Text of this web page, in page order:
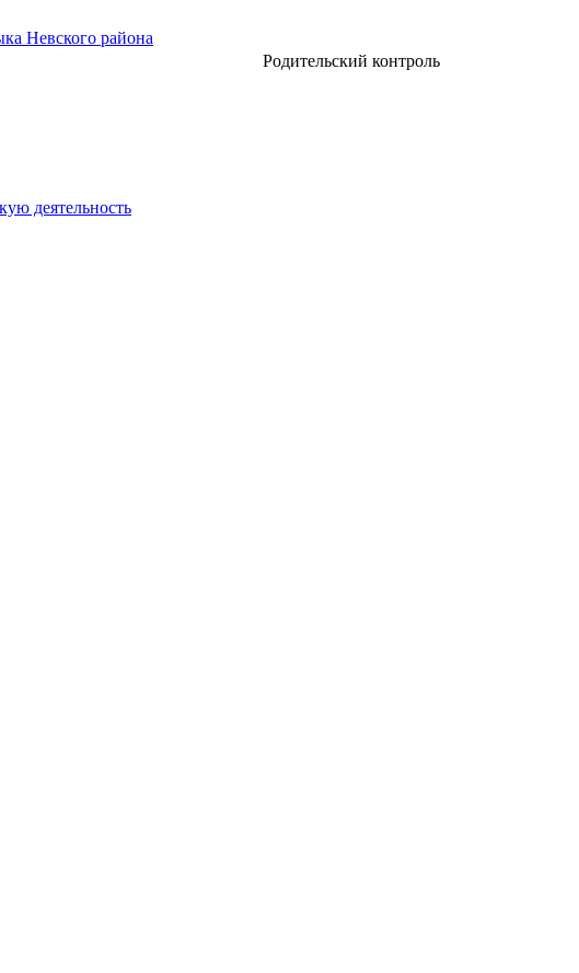
Невского района
деятельность
Родительский контроль